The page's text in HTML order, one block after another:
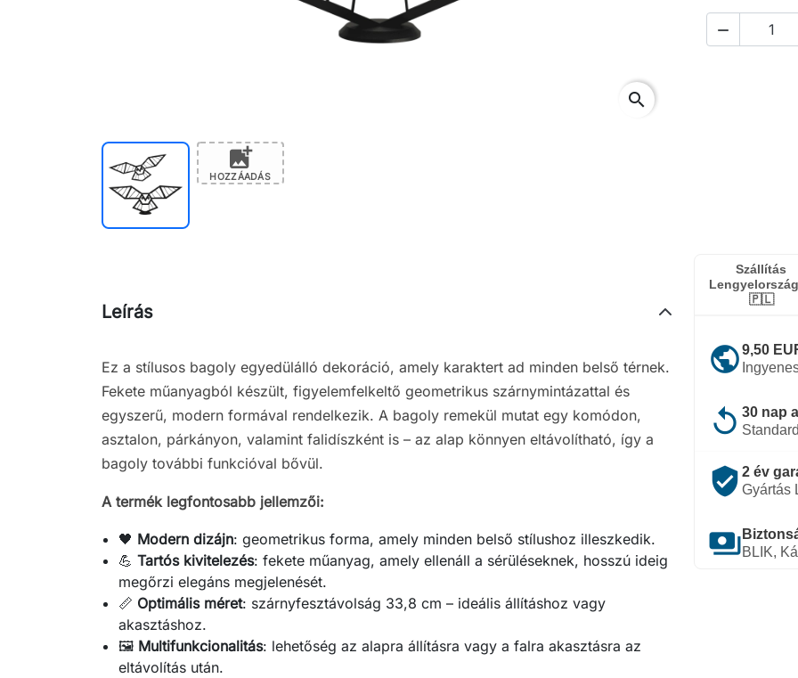
search
add_photo_alternate
HOZZÁADÁS

Szállítás
🇵🇱
public9,50
replay 30 nap
verified_user 2 év
Gyártás
paymentsBLIK,
Leírás
Ez a stílusos bagoly egyedülálló dekoráció, amely karaktert ad minden belső térnek.
Fekete műanyagból készült, figyelemfelkeltő geometrikus szárnymintázattal és
egyszerű, modern formával rendelkezik. A bagoly remekül mutat egy komódon,
asztalon, párkányon, valamint falidíszként is – az alap könnyen eltávolítható, így a
bagoly további funkcióval bővül.
A termék legfontosabb jellemzői:
🖤 Modern dizájn: geometrikus forma, amely minden belső stílushoz illeszkedik.
💪Tartós kivitelezés: fekete műanyag, amely ellenáll a sérüléseknek, hosszú ideig
megőrzi elegáns megjelenését.
📏 Optimális méret: szárnyfesztávolság 33,8 cm – ideális állításhoz vagy
akasztáshoz.
🖼️ Multifunkcionalitás: lehetőség az alapra állításra vagy a falra akasztásra az
eltávolítás után.